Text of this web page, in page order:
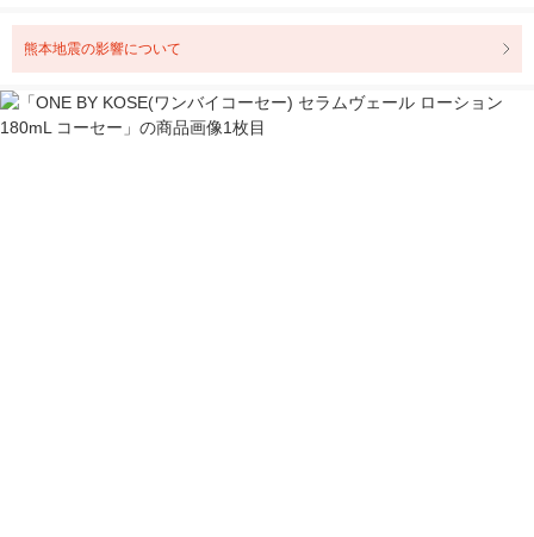
熊本地震の影響について